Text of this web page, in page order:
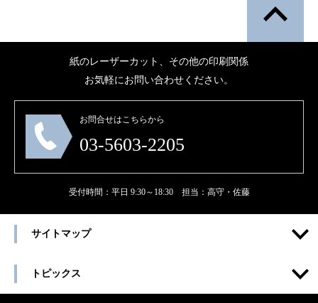
紙のレーザーカット、その他の印刷関係
お気軽にお問い合わせください。
お問合せはこちらから
03-5603-2205
受付時間：平日 9:30～18:30 担当：高守・佐藤
サイトマップ
トピックス